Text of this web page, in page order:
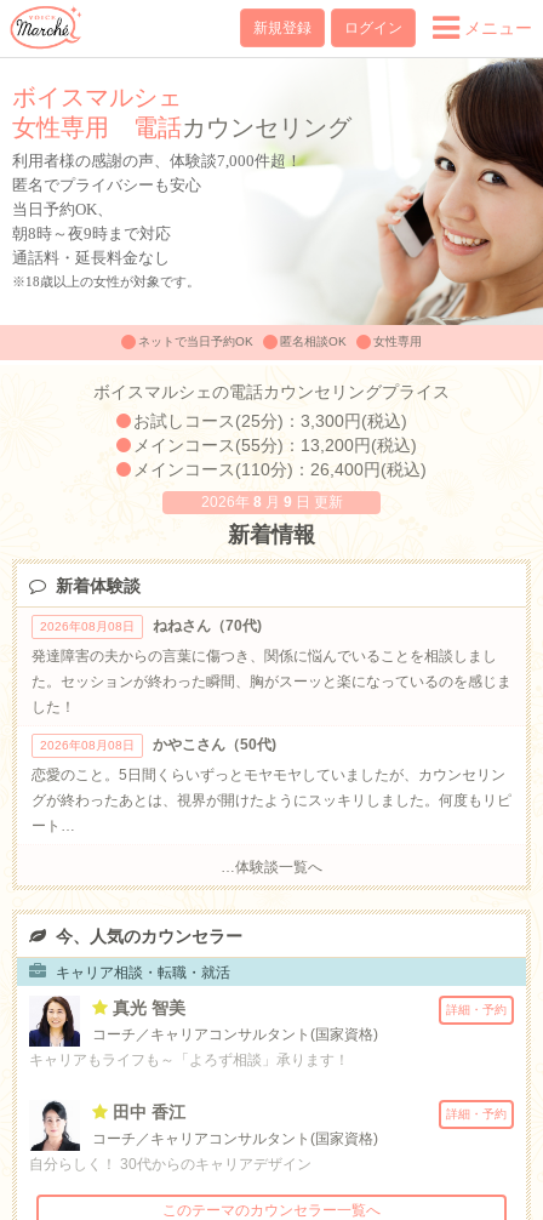
新規登録 ログイン メニュー
ボイスマルシェ
女性専用 電話カウンセリング
利用者様の感謝の声、体験談7,000件超！
匿名でプライバシーも安心
当日予約OK、
朝8時～夜9時まで対応
通話料・延長料金なし
※18歳以上の女性が対象です。
ネットで当日予約OK 匿名相談OK 女性専用
ボイスマルシェの電話カウンセリングプライス
お試しコース(25分)：3,300円(税込)
メインコース(55分)：13,200円(税込)
メインコース(110分)：26,400円(税込)
2026年 8 月 9 日 更新
新着情報
新着体験談
2026年08月08日
ねねさん（70代)
発達障害の夫からの言葉に傷つき、関係に悩んでいることを相談しまし
た。セッションが終わった瞬間、胸がスーッと楽になっているのを感じま
した！
2026年08月08日
かやこさん（50代)
恋愛のこと。5日間くらいずっとモヤモヤしていましたが、カウンセリン
グが終わったあとは、視界が開けたようにスッキリしました。何度もリピ
ート…
…体験談一覧へ
今、人気のカウンセラー
キャリア相談・転職・就活
真光 智美
コーチ／キャリアコンサルタント(国家資格)
キャリアもライフも～「よろず相談」承ります！
詳細・予約
田中 香江
コーチ／キャリアコンサルタント(国家資格)
自分らしく！ 30代からのキャリアデザイン
詳細・予約
このテーマのカウンセラー一覧へ